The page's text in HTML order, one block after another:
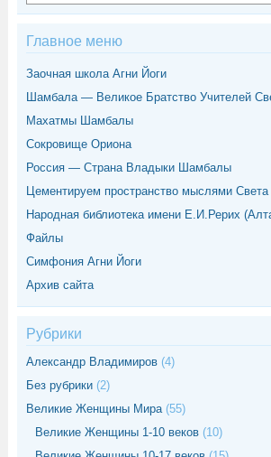
Главное меню
Заочная школа Агни Йоги
Шамбала — Великое Братство Учителей
Махатмы Шамбалы
Сокровище Ориона
Россия — Страна Владыки Шамбалы
Цементируем пространство мыслями Света
Народная библиотека имени Е.И.Рерих
Файлы
Симфония Агни Йоги
Архив сайта
Рубрики
Александр Владимиров (4)
Без рубрики (2)
Великие Женщины Мира(55)
Великие Женщины 1-10 веков (10)